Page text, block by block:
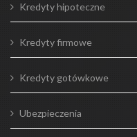
Kredyty hipoteczne
Kredyty firmowe
Kredyty gotówkowe
Ubezpieczenia